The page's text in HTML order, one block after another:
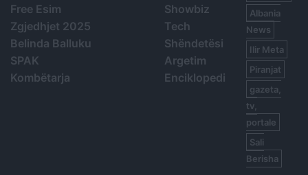
Free Esim
Zgjedhjet 2025
Belinda Balluku
SPAK
Kombëtarja
Showbiz
Tech
Shëndetësi
Argetim
Enciklopedi
Albania
News
Ilir Meta
Piranjat
gazeta,
tv,
portale
Sali
Berisha